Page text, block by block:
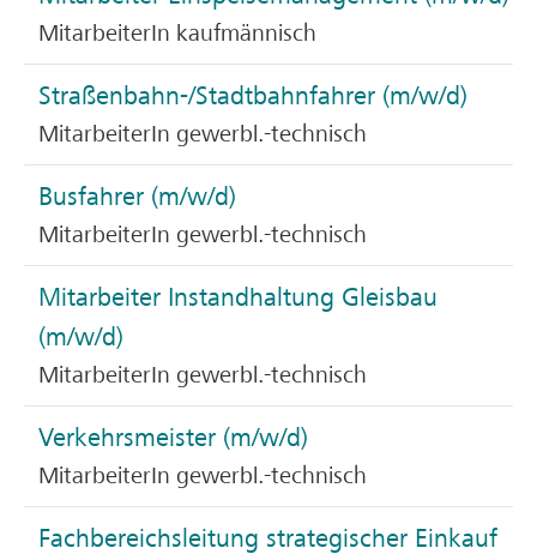
MitarbeiterIn kaufmännisch
Straßenbahn-/Stadtbahnfahrer (m/w/d)
MitarbeiterIn gewerbl.-technisch
Busfahrer (m/w/d)
MitarbeiterIn gewerbl.-technisch
Mitarbeiter Instandhaltung Gleisbau
(m/w/d)
MitarbeiterIn gewerbl.-technisch
Verkehrsmeister (m/w/d)
MitarbeiterIn gewerbl.-technisch
Fachbereichsleitung strategischer Einkauf